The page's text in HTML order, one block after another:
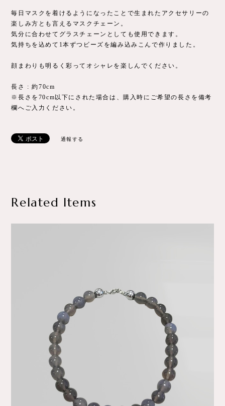
毎日マスクを着けるようになったことで生まれたアクセサリーの
楽しみ方とも言えるマスクチェーン。
気分に合わせてグラスチェーンとしても使用できます。
気持ちを込めて1本ずつビーズを編み込みこんで作りました。
顔まわりも明るく彩ってオシャレを楽しんでください。
長さ : 約70cm
※長さを70cm以下にされた場合は、購入時にご希望の長さを備考
欄へご入力ください。
通報する
Related Items